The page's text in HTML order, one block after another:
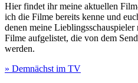
Hier findet ihr meine aktuellen
ich die Filme bereits kenne und
denen meine
Filme aufgelistet, die von dem
werden.
» Demnächst im TV